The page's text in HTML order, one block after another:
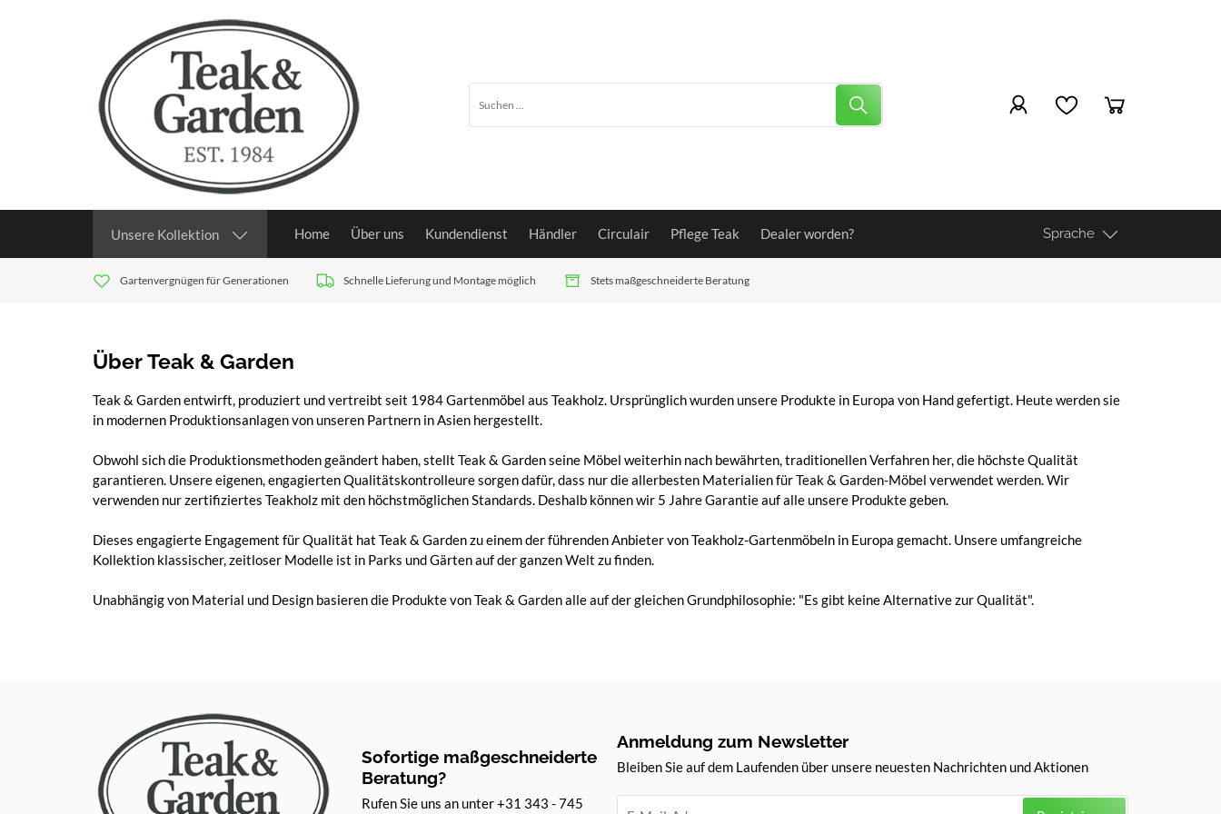
Unsere Kollektion Home Über uns Kundendienst Händler Circulair Pflege Teak Dealer worden? Sprache
Gartenvergnügen für Generationen Schnelle Lieferung und Montage möglich Stets maßgeschneiderte Beratung
Über Teak & Garden
Teak & Garden entwirft, produziert und vertreibt seit 1984 Gartenmöbel aus Teakholz. Ursprünglich wurden unsere Produkte in Europa von Hand gefertigt. Heute werden sie
in modernen Produktionsanlagen von unseren Partnern in Asien hergestellt.
Obwohl sich die Produktionsmethoden geändert haben, stellt Teak & Garden seine Möbel weiterhin nach bewährten, traditionellen Verfahren her, die höchste Qualität
garantieren. Unsere eigenen, engagierten Qualitätskontrolleure sorgen dafür, dass nur die allerbesten Materialien für Teak & Garden-Möbel verwendet werden. Wir
verwenden nur zertifiziertes Teakholz mit den höchstmöglichen Standards. Deshalb können wir 5 Jahre Garantie auf alle unsere Produkte geben.
Dieses engagierte Engagement für Qualität hat Teak & Garden zu einem der führenden Anbieter von Teakholz-Gartenmöbeln in Europa gemacht. Unsere umfangreiche
Kollektion klassischer, zeitloser Modelle ist in Parks und Gärten auf der ganzen Welt zu finden.
Unabhängig von Material und Design basieren die Produkte von Teak & Garden alle auf der gleichen Grundphilosophie: "Es gibt keine Alternative zur Qualität".
Sofortige maßgeschneiderte
Beratung?
Rufen Sie uns an unter +31 343 - 745
Anmeldung zum Newsletter
Bleiben Sie auf dem Laufenden über unsere neuesten Nachrichten und Aktionen